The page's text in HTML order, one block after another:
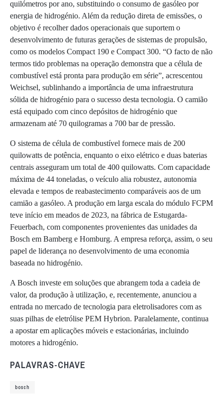
quilómetros por ano, substituindo o consumo de gasóleo por
energia de hidrogénio. Além da redução direta de emissões, o
objetivo é recolher dados operacionais que suportem o
desenvolvimento de futuras gerações de sistemas de propulsão,
como os modelos Compact 190 e Compact 300. “O facto de não
termos tido problemas na operação demonstra que a célula de
combustível está pronta para produção em série”, acrescentou
Weichsel, sublinhando a importância de uma infraestrutura
sólida de hidrogénio para o sucesso desta tecnologia. O camião
está equipado com cinco depósitos de hidrogénio que
armazenam até 70 quilogramas a 700 bar de pressão.
O sistema de célula de combustível fornece mais de 200
quilowatts de potência, enquanto o eixo elétrico e duas baterias
centrais asseguram um total de 400 quilowatts. Com capacidade
máxima de 44 toneladas, o veículo alia robustez, autonomia
elevada e tempos de reabastecimento comparáveis aos de um
camião a gasóleo. A produção em larga escala do módulo FCPM
teve início em meados de 2023, na fábrica de Estugarda-
Feuerbach, com componentes provenientes das unidades da
Bosch em Bamberg e Homburg. A empresa reforça, assim, o seu
papel de liderança no desenvolvimento de uma economia
baseada no hidrogénio.
A Bosch investe em soluções que abrangem toda a cadeia de
valor, da produção à utilização, e, recentemente, anunciou a
entrada no mercado de tecnologia para eletrolisadores com as
suas pilhas de eletrólise PEM Hybrion. Paralelamente, continua
a apostar em aplicações móveis e estacionárias, incluindo
motores a hidrogénio.
PALAVRAS-CHAVE
bosch